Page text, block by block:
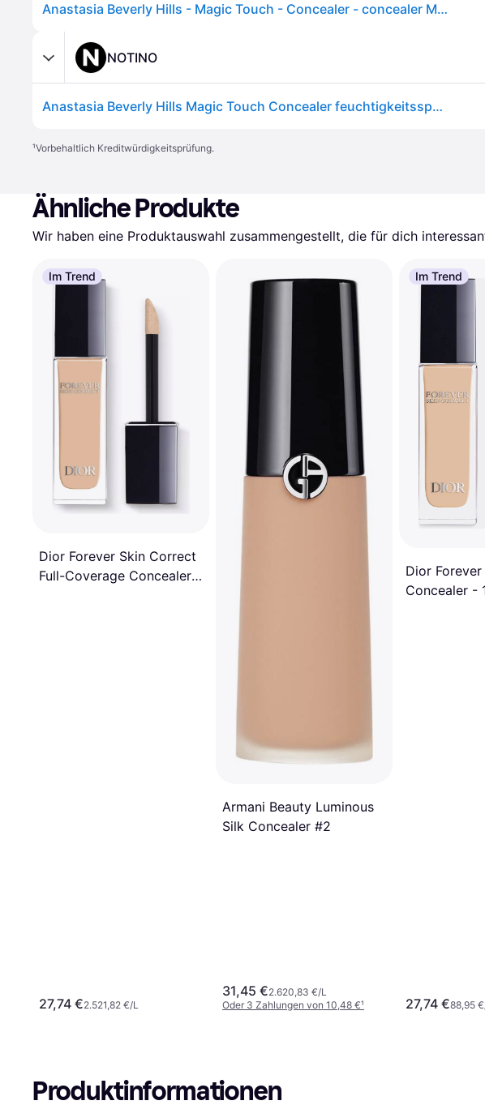
Anastasia Beverly Hills - Magic Touch - Concealer - concealer Magic Touch Concealer - 13
NOTINO
Anastasia Beverly Hills Magic Touch Concealer feuchtigkeitsspendender Korrektor Farbton 13 12 ml
¹Vorbehaltlich Kreditwürdigkeitsprüfung.
Ähnliche Produkte
Wir haben eine Produktauswahl zusammengestellt, die für dich
Im Trend
Dior Forever Skin Correct
Full-Coverage Concealer
27,74 €2.521,82 €/L
Armani Beauty Luminous
Silk Concealer #2
31,45 €2.620,83 €/L
Oder 3 Zahlungen von 10,48 €¹
Im Trend
Dior
Concealer -
27,74 €88,95
Produktinformationen